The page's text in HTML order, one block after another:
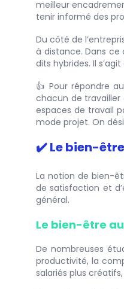
meilleur
tenir informé des
Du côté de
à distance. Dans
dits hybrides. Il
👍 Pour répondre
chacun de travailler
espaces de travail
mode projet. On
✔️ Le bien-
La notion de bien-
de satisfaction et
général.
Le bien-être
De nombreuses
productivité, la
salariés plus